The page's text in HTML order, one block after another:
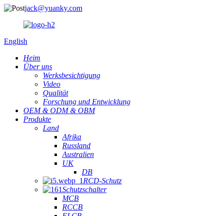
jack@yuanky.com
English
Heim
Über uns
Werksbesichtigung
Video
Qualität
Forschung und Entwicklung
OEM & ODM & OBM
Produkte
Land
Afrika
Russland
Australien
UK
DB
RCD-Schutz
Schutzschalter
MCB
RCCB